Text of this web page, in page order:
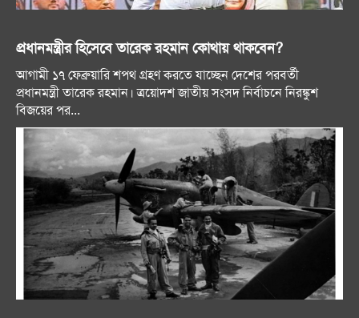
প্রধানমন্ত্রীর হিসেবে তারেক রহমান কোথায় থাকবেন?
আগামী ১৭ ফেব্রুয়ারি শপথ গ্রহণ করতে যাচ্ছেন দেশের পরবর্তী
প্রধানমন্ত্রী তারেক রহমান। ত্রয়োদশ জাতীয় সংসদ নির্বাচনে নিরঙ্কুশ
বিজয়ের পর...